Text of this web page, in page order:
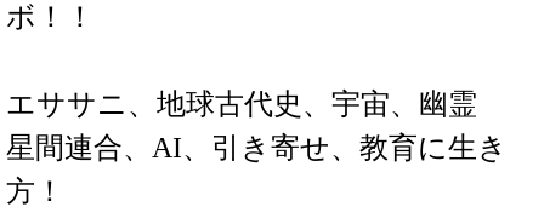
ボ！！
エササニ、地球古代史、宇宙、幽霊
星間連合、AI、引き寄せ、教育に生き
方！